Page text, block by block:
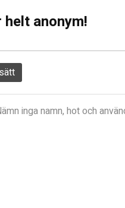
anonym!